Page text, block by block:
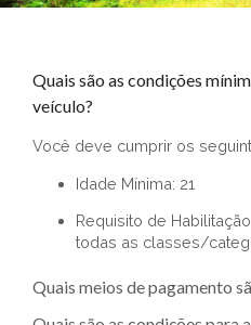
Quais são as condições
veículo?
Você deve cumprir os
Idade Mínima: 21
Requisito de
todas as classes/
Quais meios de pagamento